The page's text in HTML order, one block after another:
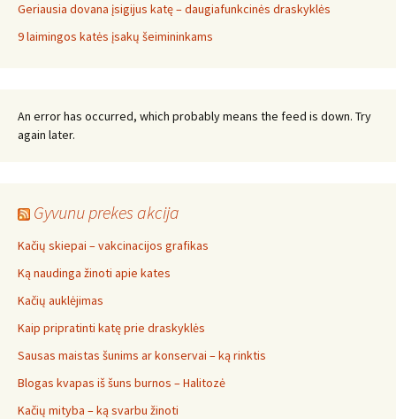
Geriausia dovana įsigijus katę – daugiafunkcinės draskyklės
9 laimingos katės įsakų šeimininkams
An error has occurred, which probably means the feed is down. Try
again later.
Gyvunu prekes akcija
Kačių skiepai – vakcinacijos grafikas
Ką naudinga žinoti apie kates
Kačių auklėjimas
Kaip pripratinti katę prie draskyklės
Sausas maistas šunims ar konservai – ką rinktis
Blogas kvapas iš šuns burnos – Halitozė
Kačių mityba – ką svarbu žinoti